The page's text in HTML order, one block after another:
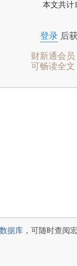
本文共计
登录后
财新通会员
可畅读全文
据库 ，可随时查阅